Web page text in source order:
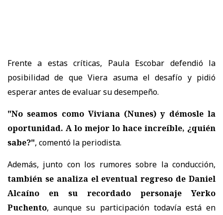
Frente a estas críticas, Paula Escobar defendió la
posibilidad de que Viera asuma el desafío y pidió
esperar antes de evaluar su desempeño.
"No seamos como Viviana (Nunes) y démosle la
oportunidad. A lo mejor lo hace increíble, ¿quién
sabe?", comentó la periodista.
Además, junto con los rumores sobre la conducción,
también se analiza el eventual regreso de Daniel
Alcaíno en su recordado personaje Yerko
Puchento, aunque su participación todavía está en